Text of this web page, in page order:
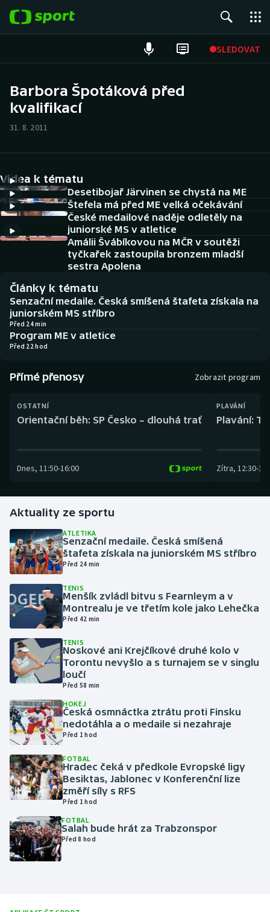
SLEDOVAT
Hokej
Cyklistika
DALŠÍ SPORTY
Americký fotbal
Basketbal
Biatlon
Curling
Futsal
Golf
Gymnastika
Házená
Jezdectví
Judo
Krasobruslení
Lezení
Lyže a snowboard
Moderní pětiboj
Motorsport
Olympijské hry
Parasport
NEPŘEHLÉDNĚTE
Historické návraty
Aplikace ČT sport
Barbora Špotáková před
kvalifikací
31. 8. 2011
Videa k tématu
Desetibojař Järvinen se chystá na ME
Štefela má před ME velká očekávání
České medailové naděje odletěly na
juniorské MS v atletice
Amálii Švábíkovou na MČR v soutěži
tyčkařek zastoupila bronzem mladší
sestra Apolena
Články k tématu
Senzační medaile. Česká smíšená štafeta získala na
juniorském MS stříbro
Před 24 min
Program ME v atletice
Před 22 hod
Přímé přenosy Zobrazit program
OSTATNÍ
Orientační běh: SP Česko – dlouhá trať
Dnes, 11:50-16:00
PLAVÁNÍ
Plavání:
Zítra, 12:30-
Aktuality ze sportu
ATLETIKA
Senzační medaile. Česká smíšená
štafeta získala na juniorském MS stříbro
Před 24 min
TENIS
Menšík zvládl bitvu s Fearnleym a v
Montrealu je ve třetím kole jako Lehečka
Před 42 min
TENIS
Noskové ani Krejčíkové druhé kolo v
Torontu nevyšlo a s turnajem se v singlu
loučí
Před 58 min
HOKEJ
Česká osmnáctka ztrátu proti Finsku
nedotáhla a o medaile si nezahraje
Před 1 hod
FOTBAL
Hradec čeká v předkole Evropské ligy
Besiktas, Jablonec v Konferenční lize
změří síly s RFS
Před 1 hod
FOTBAL
Salah bude hrát za Trabzonspor
Před 8 hod